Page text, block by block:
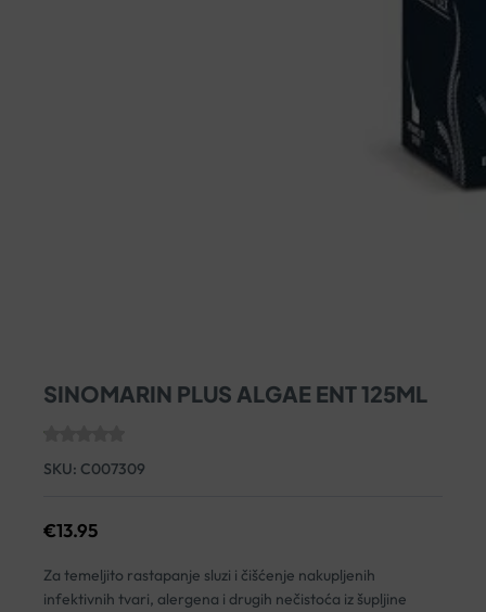
SINOMARIN PLUS ALGAE ENT 125ML
SKU: C007309
€13.95
Za temeljito rastapanje sluzi i čišćenje nakupljenih
infektivnih tvari, alergena i drugih nečistoća iz šupljine